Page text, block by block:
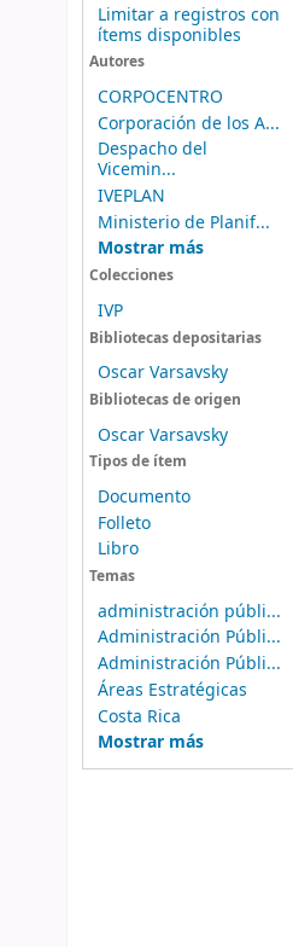
Limitar a registros con
ítems disponibles
Autores
CORPOCENTRO
Corporación de los A...
Despacho del
Vicemin...
IVEPLAN
Ministerio de Planif...
Mostrar más
Colecciones
IVP
Bibliotecas depositarias
Oscar Varsavsky
Bibliotecas de origen
Oscar Varsavsky
Tipos de ítem
Documento
Folleto
Libro
Temas
administración públi...
Administración Públi...
Administración Públi...
Áreas Estratégicas
Costa Rica
Mostrar más